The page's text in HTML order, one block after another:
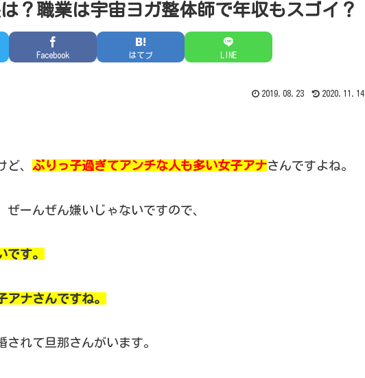
？職業は宇宙ヨガ整体師で年収もスゴイ？
Facebook はてブ LINE
2019.08.23 2020.11.14
、 ぶりっ子過ぎてアンチな人も多い女子アナさんですよね。
ーんぜん嫌いじゃないですので、
す。
アナさんですね。
れて旦那さんがいます。